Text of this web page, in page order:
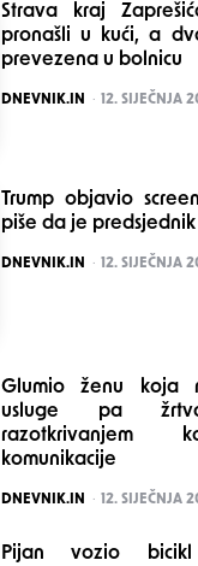
Strava kraj
pronašli u kući, a
prevezena u bolnicu
POSTED
DNEVNIK.IN 12. SIJEČNJA
Trump objavio
piše da je
POSTED
DNEVNIK.IN 12. SIJEČNJA
Glumio ženu koja
usluge pa
razotkrivanjem
komunikacije
POSTED
DNEVNIK.IN 12. SIJEČNJA
Pijan vozio